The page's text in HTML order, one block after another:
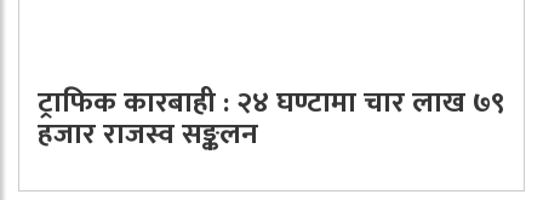
ट्राफिक कारबाही : २४ घण्टामा चार लाख ७९
हजार राजस्व सङ्कलन